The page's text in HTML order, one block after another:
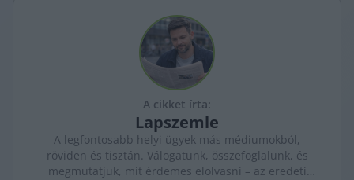
A cikket írta:
Lapszemle
A legfontosabb helyi ügyek más médiumokból,
röviden és tisztán. Válogatunk, összefoglalunk, és
megmutatjuk, mit érdemes elolvasni – az eredeti